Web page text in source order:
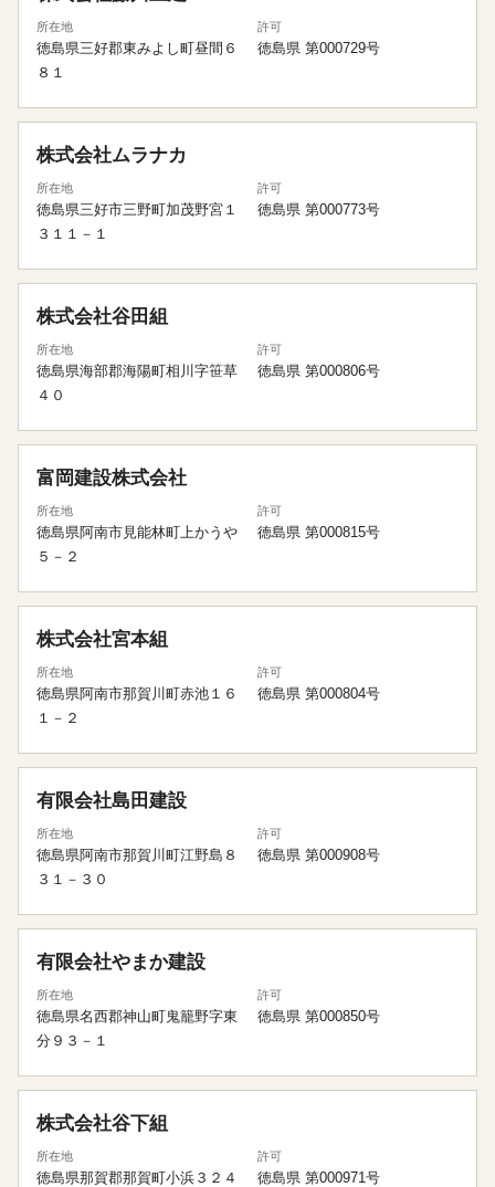
所在地
徳島県三好郡東みよし町昼間６
８１
許可
徳島県 第000729号
株式会社ムラナカ
所在地
徳島県三好市三野町加茂野宮１
３１１－１
許可
徳島県 第000773号
株式会社谷田組
所在地
徳島県海部郡海陽町相川字笹草
４０
許可
徳島県 第000806号
富岡建設株式会社
所在地
徳島県阿南市見能林町上かうや
５－２
許可
徳島県 第000815号
株式会社宮本組
所在地
徳島県阿南市那賀川町赤池１６
１－２
許可
徳島県 第000804号
有限会社島田建設
所在地
徳島県阿南市那賀川町江野島８
３１－３０
許可
徳島県 第000908号
有限会社やまか建設
所在地
徳島県名西郡神山町鬼籠野字東
分９３－１
許可
徳島県 第000850号
株式会社谷下組
所在地
徳島県那賀郡那賀町小浜３２４
許可
徳島県 第000971号